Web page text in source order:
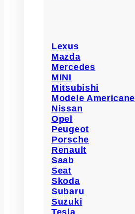
Lexus
Mazda
Mercedes
MINI
Mitsubishi
Modele Americane
Nissan
Opel
Peugeot
Porsche
Renault
Saab
Seat
Skoda
Subaru
Suzuki
Tesla